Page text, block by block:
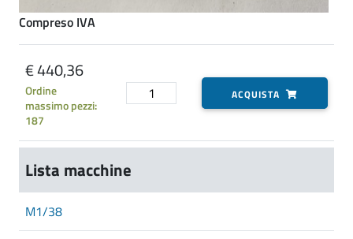
Compreso IVA
€ 440,36
Ordine
massimo pezzi:
187
ACQUISTA
Lista macchine
M1/38